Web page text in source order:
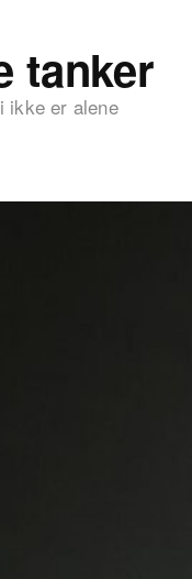
tanker
ikke er alene